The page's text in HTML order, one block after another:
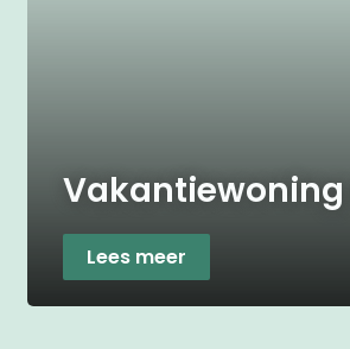
Vakantiewoning
Lees meer